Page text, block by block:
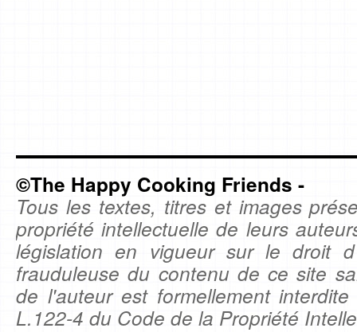
©The Happy Cooking Friends -
Tous les textes, titres et images
propriété intellectuelle de leurs
législation en vigueur sur le droit
frauduleuse du contenu de ce site
de l'auteur est formellement
L.122-4 du Code de la Propriété